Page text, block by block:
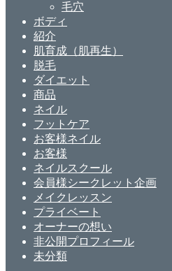
毛穴
ボディ
紹介
肌育成（肌再生）
脱毛
ダイエット
商品
ネイル
フットケア
お客様ネイル
お客様
ネイルスクール
会員様シークレット企画
メイクレッスン
プライベート
オーナーの想い
非公開プロフィール
未分類